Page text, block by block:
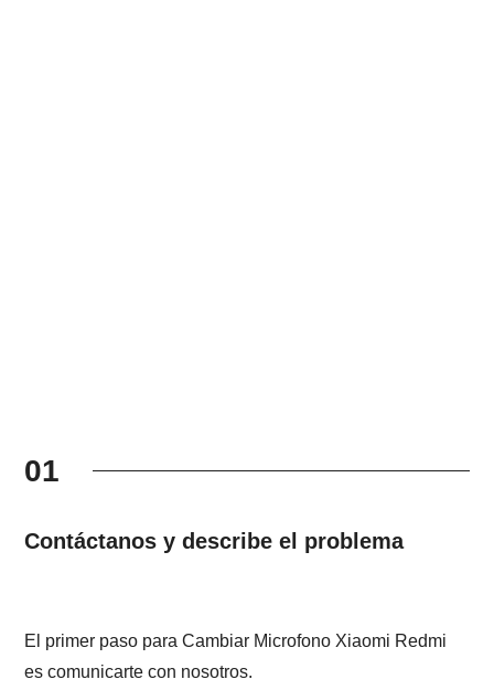
01
Contáctanos y describe el problema
El primer paso para Cambiar Microfono Xiaomi Redmi
es comunicarte con nosotros.